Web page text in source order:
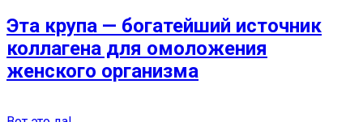
Эта крупа — богатейший источник
коллагена для омоложения
женского организма